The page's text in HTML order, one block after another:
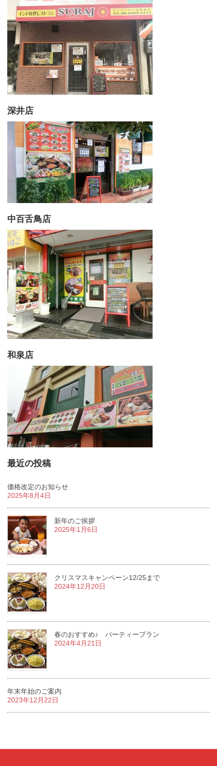
深井店
中百舌鳥店
和泉店
最近の投稿
価格改定のお知らせ
2025年8月4日
新年のご挨拶
2025年1月6日
クリスマスキャンペーン12/25まで
2024年12月20日
春のおすすめ♪ パーティープラン
2024年4月21日
年末年始のご案内
2023年12月22日